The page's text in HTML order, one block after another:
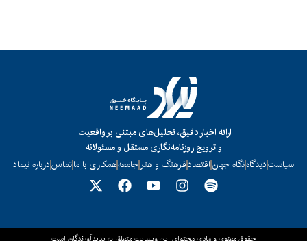
ارائه اخبار دقیق، تحلیل‌های مبتنی بر واقعیت
و ترویج روزنامه‌نگاری مستقل و مسئولانه
سیاستدیدگاهنگاه جهاناقتصادفرهنگ و هنر جامعههمکاری با ماتماسدرباره نیماد